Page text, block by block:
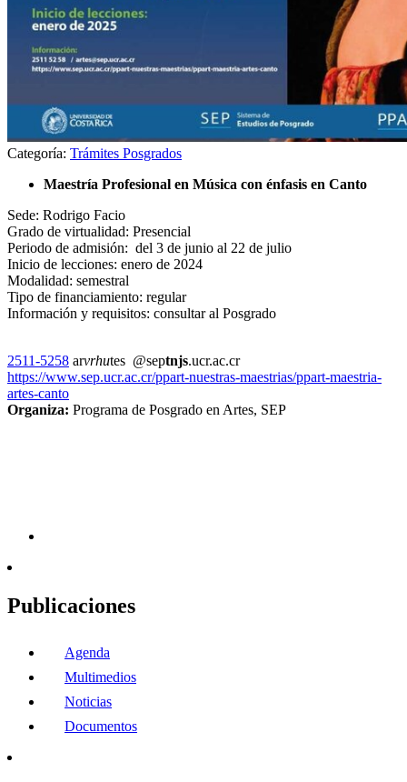
Categoría: Trámites Posgrados
Maestría Profesional en Música con énfasis en Canto
Sede: Rodrigo Facio
Grado de virtualidad: Presencial
Periodo de admisión: del 3 de junio al 22 de julio
Inicio de lecciones: enero de 2024
Modalidad: semestral
Tipo de financiamiento: regular
Información y requisitos: consultar al Posgrado
2511-5258 arvrhutes @septnjs.ucr.ac.cr
https://www.sep.ucr.ac.cr/ppart-nuestras-maestrias/ppart-maestria-
artes-canto
Organiza: Programa de Posgrado en Artes, SEP
Publicaciones
Agenda
Multimedios
Noticias
Documentos